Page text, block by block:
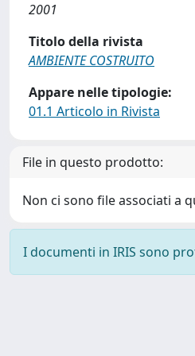
2001
Titolo della rivista
AMBIENTE COSTRUITO
Appare nelle tipologie:
01.1 Articolo in Rivista
File in questo prodotto:
Non ci sono file associati a
I documenti in IRIS sono